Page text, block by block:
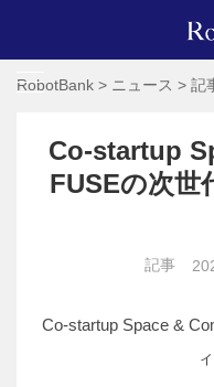
RobotBank > ニュース > 記
Co-startup
FUSEの次世
記事
Co-startup Space &